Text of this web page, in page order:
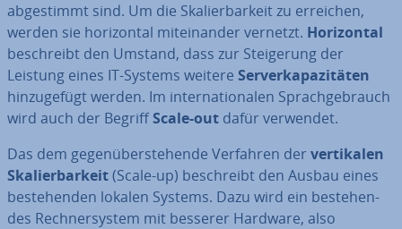
ab­ge­stimmt sind. Um die Ska­lier­bar­keit zu erreichen,
werden sie ho­ri­zon­tal mit­ein­an­der vernetzt. Ho­ri­zon­tal
be­schreibt den Umstand, dass zur Stei­ge­rung der
Leistung eines IT-Systems weitere Ser­ver­ka­pa­zi­tä­ten
hin­zu­ge­fügt werden. Im in­ter­na­tio­na­len Sprach­ge­brauch
wird auch der BegriffScale-out dafür verwendet.
Das dem ge­gen­über­ste­hen­de Verfahren der ver­ti­ka­len
Ska­lier­bar­keit(Scale-up) be­schreibt den Ausbau eines
be­stehen­den lokalen Systems. Dazu wird ein be­stehen­
des Rech­ner­sys­tem mit besserer Hardware, also